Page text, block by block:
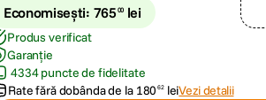
Economisești: 765 00 lei
Produs verificat
Garanție
4334 puncte de fidelitate
Rate fără dobânda de la 180 62 leiVezi detalii